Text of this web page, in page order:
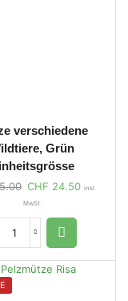
verschiedene
Grün
CHF 24.50 inkl.
MwSt.